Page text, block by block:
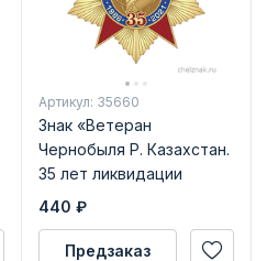
Артикул: 35660
Знак «Ветеран
Чернобыля Р. Казахстан.
35 лет ликвидации
аварии на ЧАЭС» с
440 ₽
Предзаказ